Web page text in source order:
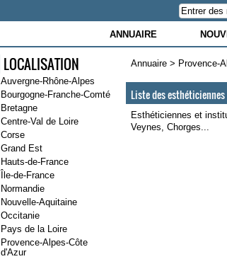
ANNUAIRE
Annuaire > Provence-
Liste des
Esthéticiennes et
Veynes, Chorges...
LOCALISATION
Auvergne-Rhône-Alpes
Bourgogne-Franche-Comté
Bretagne
Centre-Val de Loire
Corse
Grand Est
Hauts-de-France
Île-de-France
Normandie
Nouvelle-Aquitaine
Occitanie
Pays de la Loire
Provence-Alpes-Côte
d'Azur